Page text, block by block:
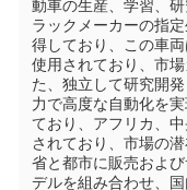
動車の生産、学習、
ラックメーカーの指
得しており、この車
使用されており、市
た、独立して研究開
力で高度な自動化を
ており、アフリカ、
されており、市場の
省と都市に販売およ
デルを組み合わせ、